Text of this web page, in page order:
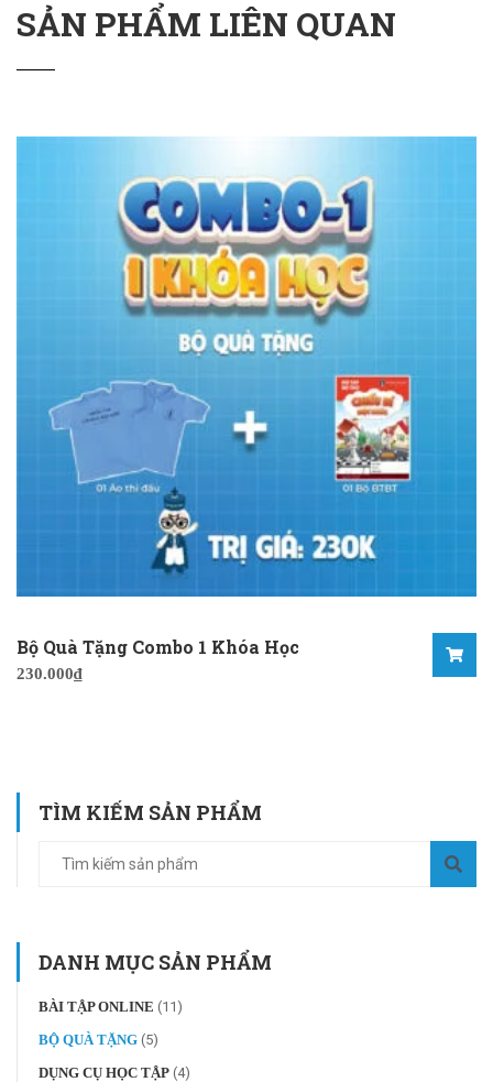
SẢN PHẨM LIÊN QUAN
Bộ Quà Tặng Combo 1 Khóa Học
230.000₫
TÌM KIẾM SẢN PHẨM
DANH MỤC SẢN PHẨM
BÀI TẬP ONLINE (11)
BỘ QUÀ TẶNG (5)
DỤNG CỤ HỌC TẬP (4)